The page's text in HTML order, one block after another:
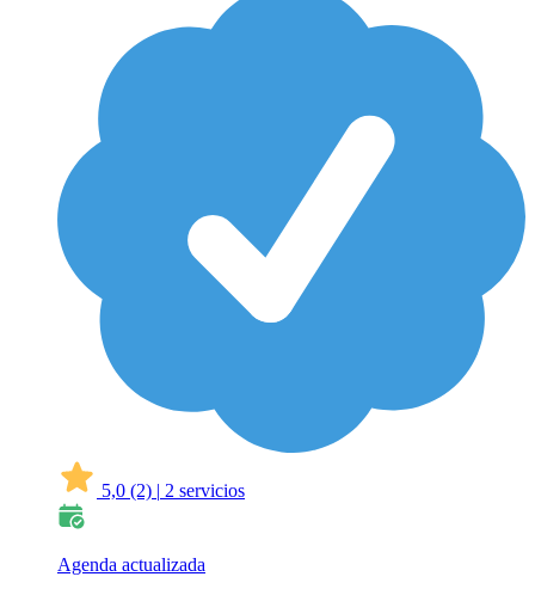
5,0 (2) | 2 servicios
Agenda actualizada